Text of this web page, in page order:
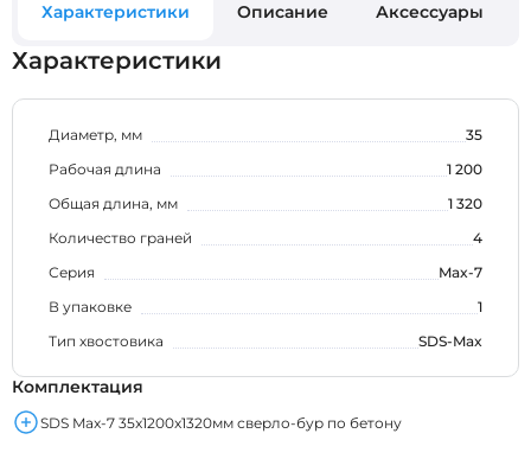
Характеристики Описание Аксессуары
Характеристики
Диаметр, мм
35
Рабочая длина
1 200
Общая длина, мм
1 320
Количество граней
4
Серия
Max-7
В упаковке
1
Тип хвостовика
SDS-Max
Комплектация
SDS Max-7 35x1200x1320мм сверло-бур по бетону